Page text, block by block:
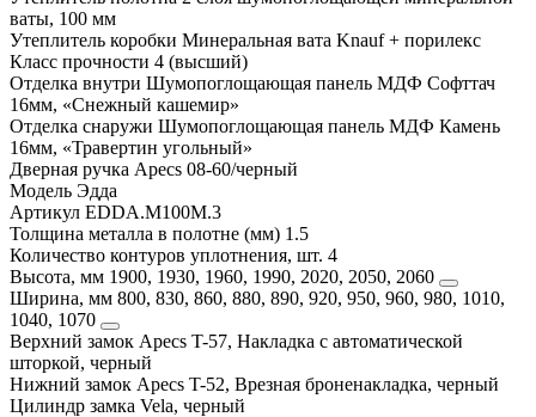
ваты, 100 мм
Утеплитель коробки Минеральная вата Knauf + порилекс
Класс прочности 4 (высший)
Отделка внутри Шумопоглощающая панель МДФ Софттач
16мм, «Снежный кашемир»
Отделка снаружи Шумопоглощающая панель МДФ Камень
16мм, «Травертин угольный»
Дверная ручка Apecs 08-60/черный
Модель Эдда
Артикул EDDA.M100M.3
Толщина металла в полотне (мм) 1.5
Количество контуров уплотнения, шт. 4
Высота, мм 1900, 1930, 1960, 1990, 2020, 2050, 2060
Ширина, мм 800, 830, 860, 880, 890, 920, 950, 960, 980, 1010,
1040, 1070
Верхний замок Apecs T-57, Накладка с автоматической
шторкой, черный
Нижний замок Apecs T-52, Врезная броненакладка, черный
Цилиндр замка Vela, черный